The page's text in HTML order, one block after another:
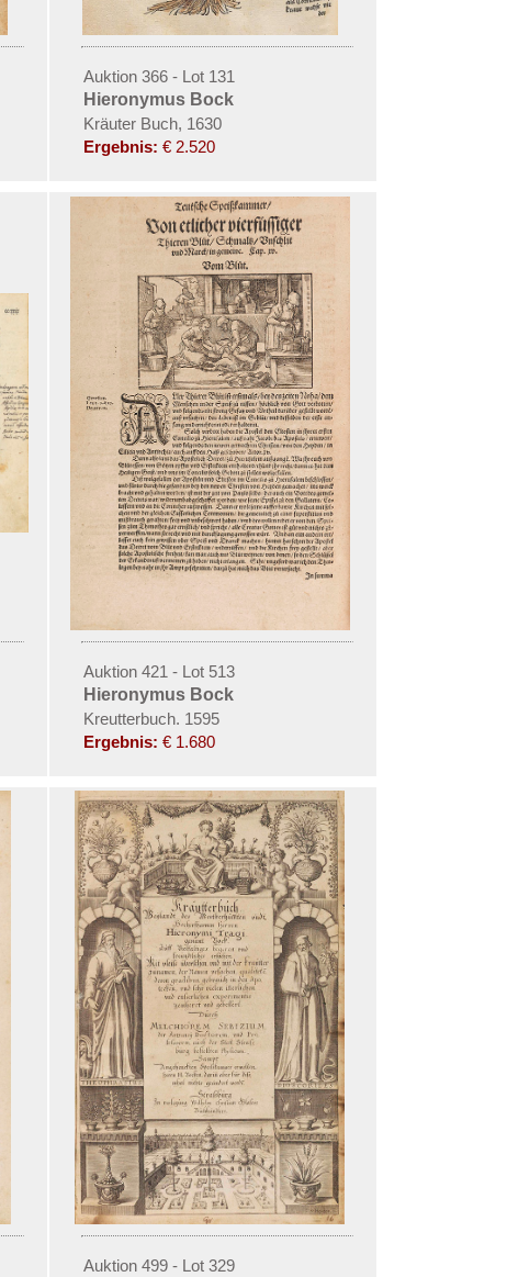
Auktion 366 - Lot 131
Hieronymus Bock
Kräuter Buch, 1630
Ergebnis: € 2.520
Auktion 421 - Lot 513
Hieronymus Bock
Kreutterbuch. 1595
Ergebnis: € 1.680
Auktion 499 - Lot 329